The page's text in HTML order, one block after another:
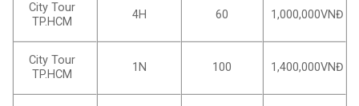
City Tour
TP.HCM
4H 60 1,000,000VNĐ
City Tour
TP.HCM
1N 100 1,400,000VNĐ